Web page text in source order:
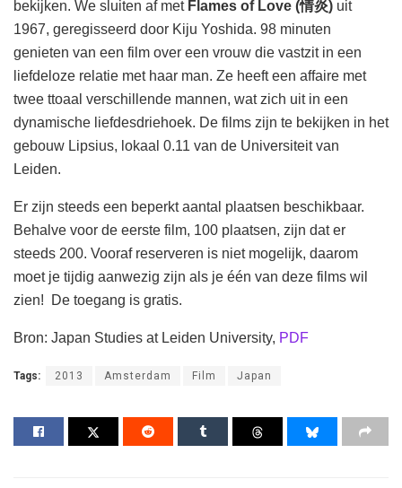
bekijken. We sluiten af met Flames of Love (情炎) uit
1967, geregisseerd door Kiju Yoshida. 98 minuten
genieten van een film over een vrouw die vastzit in een
liefdeloze relatie met haar man. Ze heeft een affaire met
twee ttoaal verschillende mannen, wat zich uit in een
dynamische liefdesdriehoek. De films zijn te bekijken in het
gebouw Lipsius, lokaal 0.11 van de Universiteit van
Leiden.
Er zijn steeds een beperkt aantal plaatsen beschikbaar.
Behalve voor de eerste film, 100 plaatsen, zijn dat er
steeds 200. Vooraf reserveren is niet mogelijk, daarom
moet je tijdig aanwezig zijn als je één van deze films wil
zien! De toegang is gratis.
Bron: Japan Studies at Leiden University, PDF
Tags: 2013 Amsterdam Film Japan